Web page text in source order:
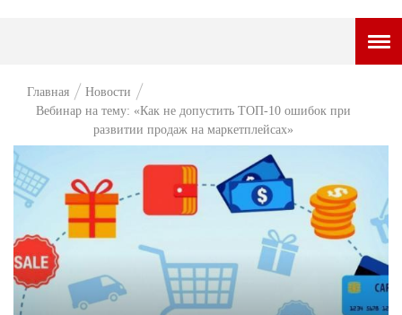
НОВОСТИ
ВОПРОС НЕДЕЛИ
ПРЕМЬЕРА
ТАМ И ТУТ
СТИЛЬ ЖИЗНИ
ХАЙП
Главная
Новости
Вебинар на тему: «Как не допустить ТОП-10 ошибок при
развитии продаж на маркетплейсах»